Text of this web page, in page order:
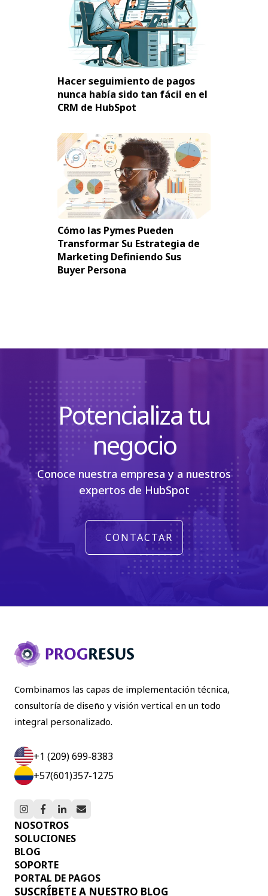
Hacer seguimiento de pagos
nunca había sido tan fácil en el
CRM de HubSpot
Cómo las Pymes Pueden
Transformar Su Estrategia de
Marketing Definiendo Sus
Buyer Persona
Potencializa tu
negocio
Conoce nuestra empresa y a nuestros
expertos de HubSpot
CONTACTAR
Combinamos las capas de implementación técnica,
consultoría de diseño y visión vertical en un todo
integral personalizado.
+1 (209) 699-8383
+57(601)357-1275
NOSOTROS
SOLUCIONES
BLOG
SOPORTE
PORTAL DE PAGOS
SUSCRÍBETE A NUESTRO BLOG